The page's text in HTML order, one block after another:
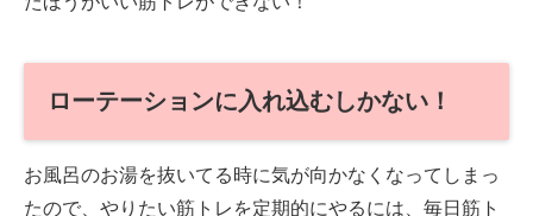
ローテーションに入れ込むしかない！
お風呂のお湯を抜いてる時に気が向かなくなってしまっ
たので、やりたい筋トレを定期的にやるには、毎日筋ト